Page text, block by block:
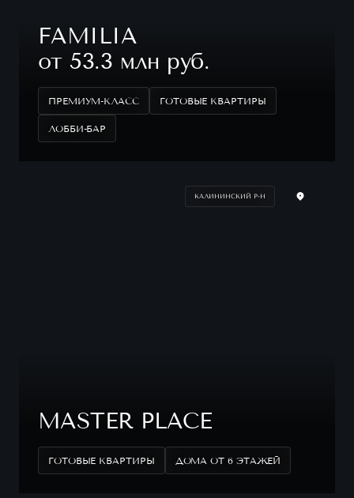
FAMILIA
от 53.3 млн руб.
ПРЕМИУМ-КЛАСС ГОТОВЫЕ КВАРТИРЫ
ЛОББИ-БАР
КАЛИНИНСКИЙ Р-Н
MASTER PLACE
ГОТОВЫЕ КВАРТИРЫ ДОМА ОТ 6 ЭТАЖЕЙ